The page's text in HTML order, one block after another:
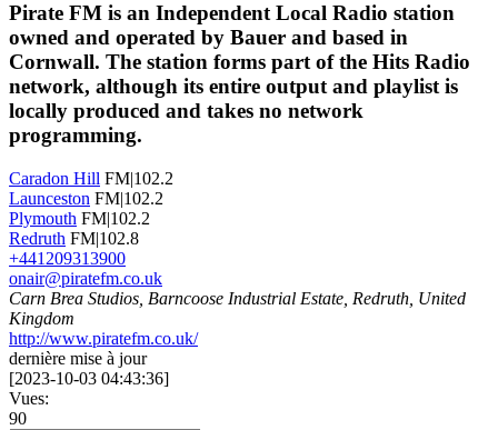
Pirate FM is an Independent Local Radio station
owned and operated by Bauer and based in
Cornwall. The station forms part of the Hits Radio
network, although its entire output and playlist is
locally produced and takes no network
programming.
Caradon Hill FM|102.2
Launceston FM|102.2
Plymouth FM|102.2
Redruth FM|102.8
+441209313900
onair@piratefm.co.uk
Carn Brea Studios, Barncoose Industrial Estate, Redruth, United
Kingdom
http://www.piratefm.co.uk/
dernière mise à jour
[2023-10-03 04:43:36]
Vues:
90